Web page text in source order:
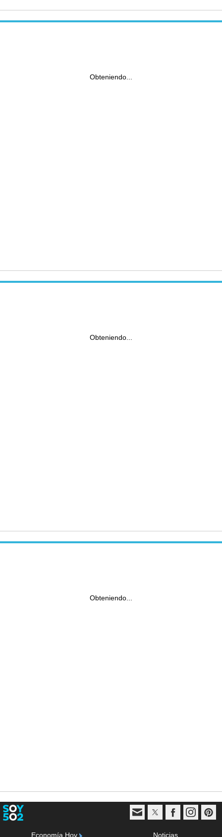
Obteniendo...
Obteniendo...
Obteniendo...
Economía Hoy Noticias